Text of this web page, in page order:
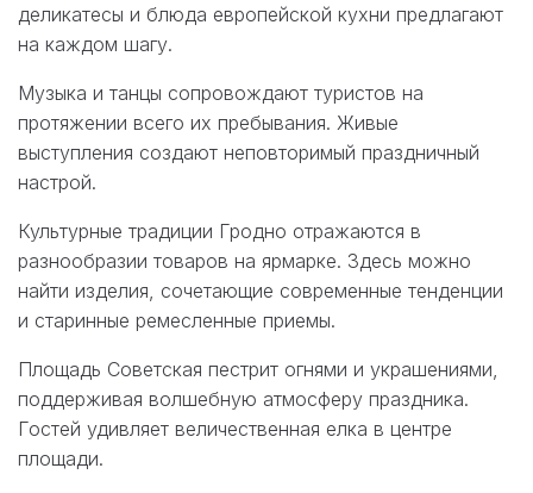
деликатесы и блюда европейской кухни предлагают
на каждом шагу.
Музыка и танцы сопровождают туристов на
протяжении всего их пребывания. Живые
выступления создают неповторимый праздничный
настрой.
Культурные традиции Гродно отражаются в
разнообразии товаров на ярмарке. Здесь можно
найти изделия, сочетающие современные тенденции
и старинные ремесленные приемы.
Площадь Советская пестрит огнями и украшениями,
поддерживая волшебную атмосферу праздника.
Гостей удивляет величественная елка в центре
площади.